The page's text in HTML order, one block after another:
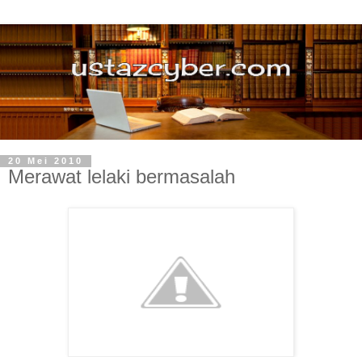
20 Mei 2010
Merawat lelaki bermasalah